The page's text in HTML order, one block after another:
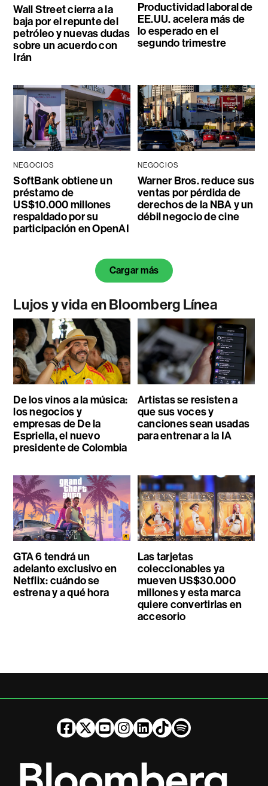
Wall Street cierra a la
baja por el repunte del
petróleo y nuevas dudas
sobre un acuerdo con
Irán
Productividad laboral de
EE.UU. acelera más de
lo esperado en el
segundo trimestre
NEGOCIOS
SoftBank obtiene un
préstamo de
US$10.000 millones
respaldado por su
participación en OpenAI
NEGOCIOS
Warner Bros. reduce sus
ventas por pérdida de
derechos de la NBA y un
débil negocio de cine
Cargar más
Lujos y vida en Bloomberg Línea
De los vinos a la música:
los negocios y
empresas de De la
Espriella, el nuevo
presidente de Colombia
Artistas se resisten a
que sus voces y
canciones sean usadas
para entrenar a la IA
GTA 6 tendrá un
adelanto exclusivo en
Netflix: cuándo se
estrena y a qué hora
Las tarjetas
coleccionables ya
mueven US$30.000
millones y esta marca
quiere convertirlas en
accesorio